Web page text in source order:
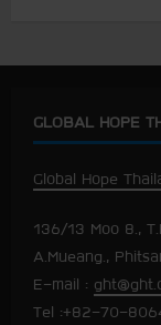
u
e
R
e
GLOBAL HOPE
Global Hope
136/13 Moo 8.,
A.Mueang.,
E-mail :
Tel :+82-70-